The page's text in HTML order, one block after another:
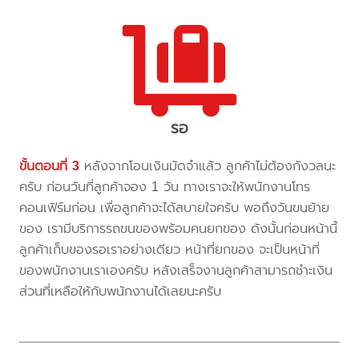
รอ
ขั้นตอนที่ 3 หลังจากโอนเงินมัดจำแล้ว ลูกค้าไม่ต้องกังวลนะ
ครับ ก่อนวันที่ลูกค้าจอง 1 วัน ทางเราจะให้พนักงานโทร
คอนเฟิร์มก่อน เพื่อลูกค้าจะได้สบายใจครับ พอถึงวันขนย้าย
ของ เรามีบริการรถขนของพร้อมคนยกของ ดังนั้นก่อนหน้านี้
ลูกค้าเก็บของรอเราอย่างเดียว หน้าที่ยกของ จะเป็นหน้าที่
ของพนักงานเราเองครับ หลังเสร็จงานลูกค้าสามารถชำะเงิน
ส่วนที่เหลือให้กับพนักงานได้เลยนะครับ